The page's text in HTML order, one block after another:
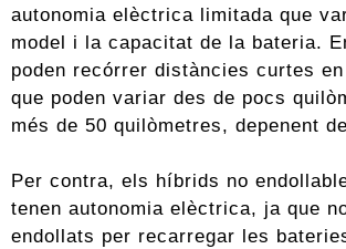
autonomia elèctrica limitada que
model i la capacitat de la bateria.
poden recórrer distàncies curtes
que poden variar des de pocs
més de 50 quilòmetres, depenent
Per contra, els híbrids no
tenen autonomia elèctrica, ja que
endollats per recarregar les